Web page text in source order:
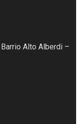
Alto Alberdi –